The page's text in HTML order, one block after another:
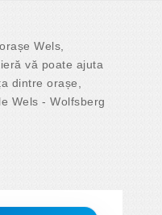
Wels,
vă poate ajuta
dintre orașe,
Wels - Wolfsberg